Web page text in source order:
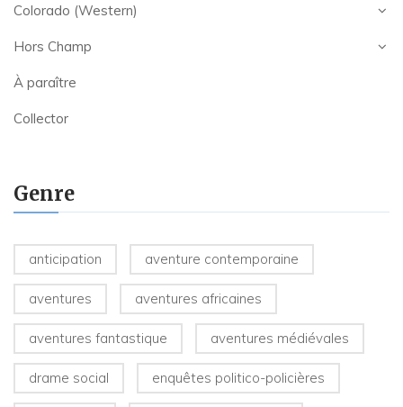
Colorado (Western)
Hors Champ
À paraître
Collector
Genre
anticipation aventure contemporaine
aventures aventures africaines
aventures fantastique aventures médiévales
drame social enquêtes politico-policières